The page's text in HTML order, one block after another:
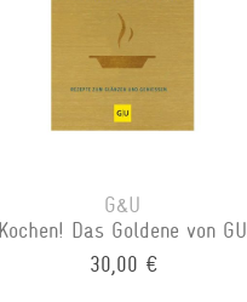
G&U
Kochen! Das Goldene von GU
30,00 €